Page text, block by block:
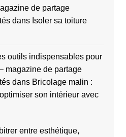
de partage
dans Isoler sa toiture
outils indispensables pour
magazine de partage
dans Bricolage malin :
son intérieur avec
entre esthétique,